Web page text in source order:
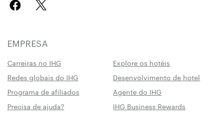
EMPRESA
Carreiras no IHG
Explore os hotéis
Redes globais do IHG
Desenvolvimento de hotel
Programa de afiliados
Agente do IHG
Precisa de ajuda?
IHG Business Rewards